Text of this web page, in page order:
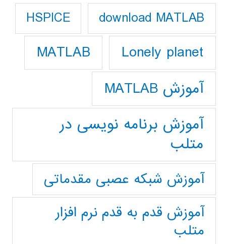
download MATLAB
HSPICE
Lonely planet
MATLAB
آموزش MATLAB
آموزش برنامه نویسی در
متلب
آموزش شبکه عصبی مقدماتی
آموزش قدم به قدم نرم افزار
متلب